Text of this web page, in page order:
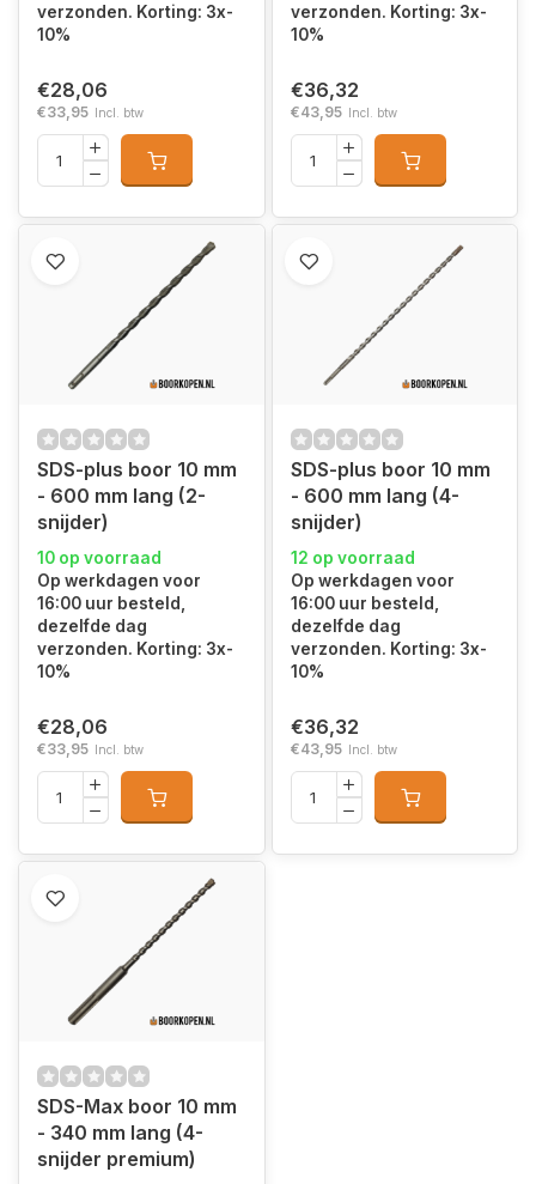
verzonden. Korting: 3x-
10%
€28,06
€33,95 Incl. btw
verzonden. Korting: 3x-
10%
€36,32
€43,95 Incl. btw
SDS-plus boor 10 mm
- 600 mm lang (2-
snijder)
10 op voorraad
Op werkdagen voor
16:00 uur besteld,
dezelfde dag
verzonden. Korting: 3x-
10%
€28,06
€33,95 Incl. btw
SDS-plus boor 10 mm
- 600 mm lang (4-
snijder)
12 op voorraad
Op werkdagen voor
16:00 uur besteld,
dezelfde dag
verzonden. Korting: 3x-
10%
€36,32
€43,95 Incl. btw
SDS-Max boor 10 mm
- 340 mm lang (4-
snijder premium)